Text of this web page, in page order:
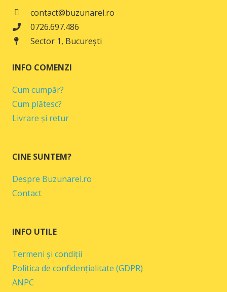
contact@buzunarel.ro
0726.697.486
Sector 1, București
INFO COMENZI
Cum cumpăr?
Cum plătesc?
Livrare și retur
CINE SUNTEM?
Despre Buzunarel.ro
Contact
INFO UTILE
Termeni și condiții
Politica de confidențialitate (GDPR)
ANPC